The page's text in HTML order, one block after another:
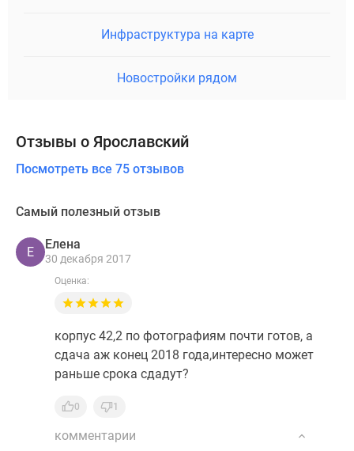
Инфраструктура на карте
Новостройки рядом
Отзывы о Ярославский
Посмотреть все 75 отзывов
Самый полезный отзыв
Е
Елена
30 декабря 2017
Оценка:
корпус 42,2 по фотографиям почти готов, а
сдача аж конец 2018 года,интересно может
раньше срока сдадут?
0 1
комментарии